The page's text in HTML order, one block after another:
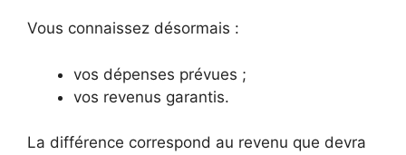
Vous connaissez désormais :
vos dépenses prévues ;
vos revenus garantis.
La différence correspond au revenu que devra